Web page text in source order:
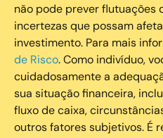
não pode prever flutuações
incertezas que possam
investimento. Para mais
de Risco. Como indivíduo,
cuidadosamente a
sua situação financeira,
fluxo de caixa,
outros fatores subjetivos. É